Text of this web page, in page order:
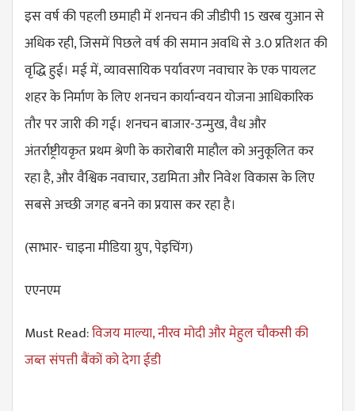
इस वर्ष की पहली छमाही में शनचन की जीडीपी 15 खरब युआन से
अधिक रही, जिसमें पिछले वर्ष की समान अवधि से 3.0 प्रतिशत की
वृद्धि हुई। मई में, व्यावसायिक पर्यावरण नवाचार के एक पायलट
शहर के निर्माण के लिए शनचन कार्यान्वयन योजना आधिकारिक
तौर पर जारी की गई। शनचन बाजार-उन्मुख, वैध और
अंतर्राष्ट्रीयकृत प्रथम श्रेणी के कारोबारी माहौल को अनुकूलित कर
रहा है, और वैश्विक नवाचार, उद्यमिता और निवेश विकास के लिए
सबसे अच्छी जगह बनने का प्रयास कर रहा है।
(साभार- चाइना मीडिया ग्रुप, पेइचिंग)
एएनएम
Must Read:विजय माल्या, नीरव मोदी और मेहुल चौकसी की
जब्त संपत्ती बैंकों को देगा ईडी